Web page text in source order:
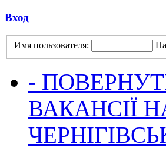
Вход
Имя пользователя:
-
ВАКАНСІЇ